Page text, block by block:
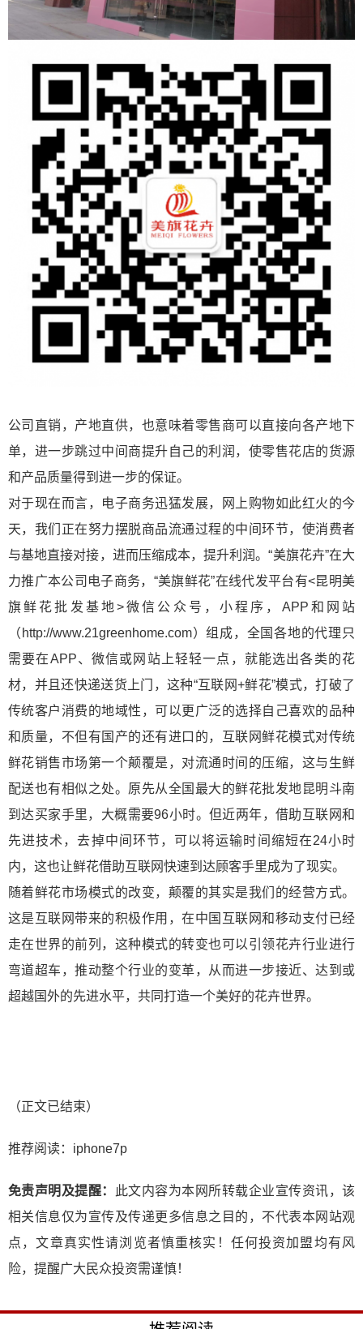
公司直销，产地直供，也意味着零售商可以直接向各产地下
单，进一步跳过中间商提升自己的利润，使零售花店的货源
和产品质量得到进一步的保证。
对于现在而言，电子商务迅猛发展，网上购物如此红火的今
天，我们正在努力摆脱商品流通过程的中间环节，使消费者
与基地直接对接，进而压缩成本，提升利润。“美旗花卉”在大
力推广本公司电子商务，“美旗鲜花”在线代发平台有<昆明美
旗鲜花批发基地>微信公众号，小程序，APP和网站
（http://www.21greenhome.com）组成，全国各地的代理只
需要在APP、微信或网站上轻轻一点，就能选出各类的花
材，并且还快递送货上门，这种“互联网+鲜花”模式，打破了
传统客户消费的地域性，可以更广泛的选择自己喜欢的品种
和质量，不但有国产的还有进口的，互联网鲜花模式对传统
鲜花销售市场第一个颠覆是，对流通时间的压缩，这与生鲜
配送也有相似之处。原先从全国最大的鲜花批发地昆明斗南
到达买家手里，大概需要96小时。但近两年，借助互联网和
先进技术，去掉中间环节，可以将运输时间缩短在24小时
内，这也让鲜花借助互联网快速到达顾客手里成为了现实。
随着鲜花市场模式的改变，颠覆的其实是我们的经营方式。
这是互联网带来的积极作用，在中国互联网和移动支付已经
走在世界的前列，这种模式的转变也可以引领花卉行业进行
弯道超车，推动整个行业的变革，从而进一步接近、达到或
超越国外的先进水平，共同打造一个美好的花卉世界。
（正文已结束）
推荐阅读： iphone7p
免责声明及提醒：
此文内容为本网所转载企业宣传资讯，该
相关信息仅为宣传及传递更多信息之目的，不代表本网站观
点，文章真实性请浏览者慎重核实！任何投资加盟均有风
险，提醒广大民众投资需谨慎！